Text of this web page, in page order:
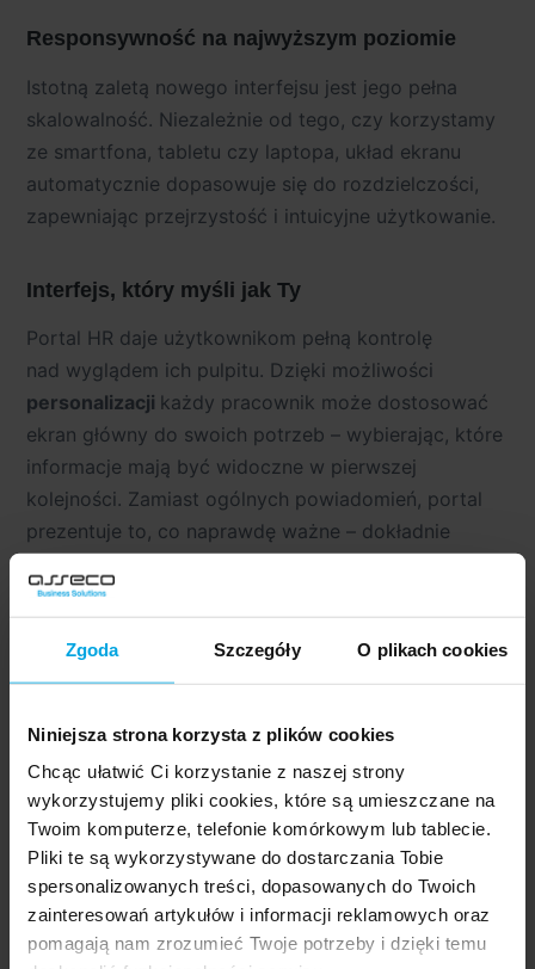
Zgoda Szczegóły O plikach cookies
Niniejsza strona korzysta z plików cookies
Chcąc ułatwić Ci korzystanie z naszej strony
wykorzystujemy pliki cookies, które są umieszczane na
Twoim komputerze, telefonie komórkowym lub tablecie.
Pliki te są wykorzystywane do dostarczania Tobie
spersonalizowanych treści, dopasowanych do Twoich
zainteresowań artykułów i informacji reklamowych oraz
pomagają nam zrozumieć Twoje potrzeby i dzięki temu
Responsywność na najwyższym poziomie
Istotną zaletą nowego interfejsu jest jego pełna
skalowalność. Niezależnie od tego, czy korzystamy
ze smartfona, tabletu czy laptopa, układ ekranu
automatycznie dopasowuje się do rozdzielczości,
zapewniając przejrzystość i intuicyjne użytkowanie.
Interfejs, który myśli jak Ty
Portal HR daje użytkownikom pełną kontrolę
nad wyglądem ich pulpitu. Dzięki możliwości
personalizacji każdy pracownik może dostosować
ekran główny do swoich potrzeb – wybierając, które
informacje mają być widoczne w pierwszej
kolejności. Zamiast ogólnych powiadomień, portal
prezentuje to, co naprawdę ważne – dokładnie
podejście znacząco zwiększa komfort codziennego
Korzyści z mobilnego dostępu
do portalu HR
Dla pracowników:
Oszczędność czasu – eliminacja konieczności
fizycznej obecności w biurze w celu
załatwienia spraw kadrowych.